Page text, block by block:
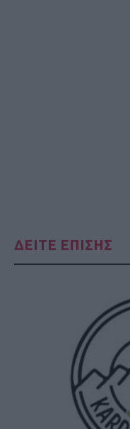
ΔΕΙΤΕ ΕΠΙΣΗΣ